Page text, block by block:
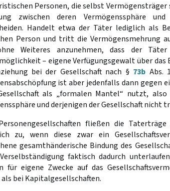
Personen, die selbst
zwischen deren Vermögenssphäre
Handelt etwa der Täter lediglich als
Person und tritt die Vermögensmehrung
Weiteres anzunehmen, dass der
– eigene Verfügungsgewalt über
bei der Gesellschaft nach § 73b Abs.
ist aber jedenfalls dann gegen
als „formalen Mantel“ nutzt,
und derjenigen der Gesellschaft nicht
fließen die
zu, wenn diese zwar ein
gesamthänderische Bindung des
faktisch dadurch
für eigene Zwecke auf das
als bei Kapitalgesellschaften.